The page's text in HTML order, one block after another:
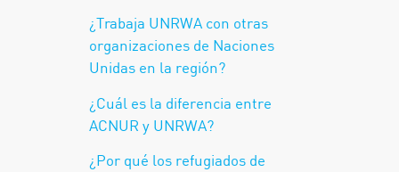
¿Trabaja UNRWA con otras
organizaciones de Naciones
Unidas en la región?
¿Cuál es la diferencia entre
ACNUR y UNRWA?
¿Por qué los refugiados de